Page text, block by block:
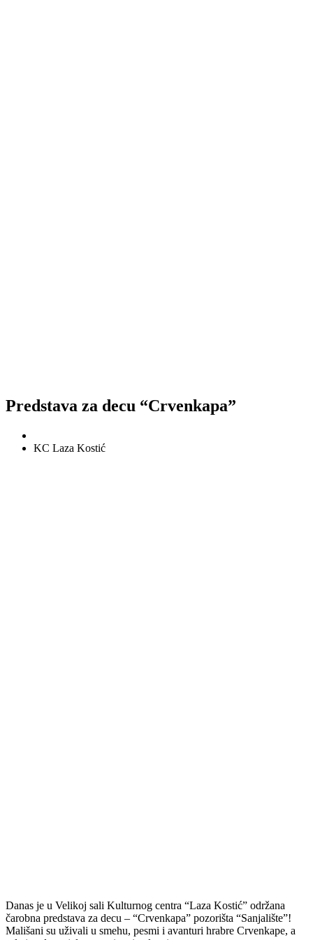
Predstava za decu “Crvenkapa”
KC Laza Kostić
Danas je u Velikoj sali Kulturnog centra “Laza Kostić” održana
čarobna predstava za decu – “Crvenkapa” pozorišta “Sanjalište”!
Mališani su uživali u smehu, pesmi i avanturi hrabre Crvenkape, a